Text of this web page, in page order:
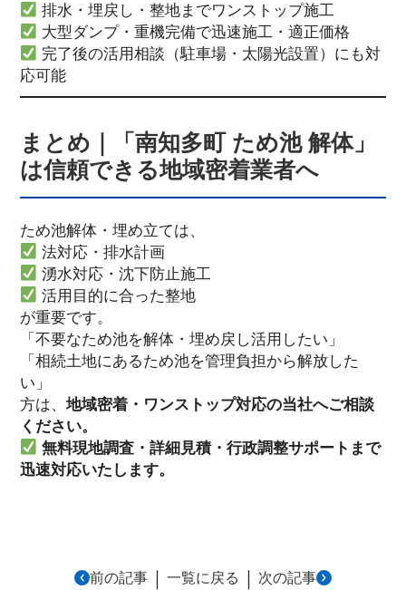
排水・埋戻し・整地までワンストップ施工
大型ダンプ・重機完備で迅速施工・適正価格
完了後の活用相談（駐車場・太陽光設置）にも対
応可能
まとめ｜「南知多町 ため池 解体」
は信頼できる地域密着業者へ
ため池解体・埋め立ては、
法対応・排水計画
湧水対応・沈下防止施工
活用目的に合った整地
が重要です。
「不要なため池を解体・埋め戻し活用したい」
「相続土地にあるため池を管理負担から解放した
い」
方は、 地域密着・ワンストップ対応の当社へご相談
ください。
無料現地調査・詳細見積・行政調整サポートまで
迅速対応いたします。
前の記事 ｜ 一覧に戻る ｜ 次の記事